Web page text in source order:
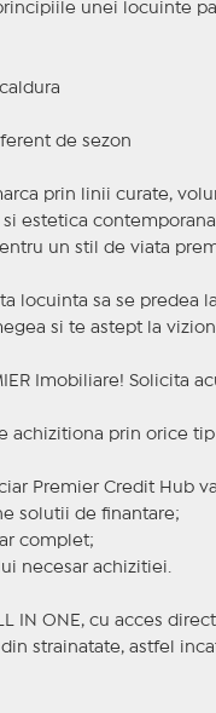
unei locuinte
de sezon
prin linii curate,
estetica contemporana.
un stil de viata
locuinta sa se predea
si te astept la
Imobiliare! Solicita
achizitiona prin orice tip
Premier Credit Hub
solutii de finantare;
complet;
necesar achizitiei.
IN ONE, cu acces
strainatate, astfel